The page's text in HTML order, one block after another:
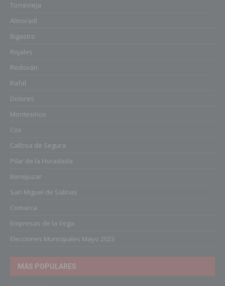
Torrevieja
Almoradí
Bigastro
Rojales
Redován
Rafal
Dolores
Montesinos
Cox
Callosa de Segura
Pilar de la Horadada
Benejuzar
San Miguel de Salinas
Comarca
Empresas de la Vega
Elecciones Municipales Mayo 2023
MÁS POPULARES